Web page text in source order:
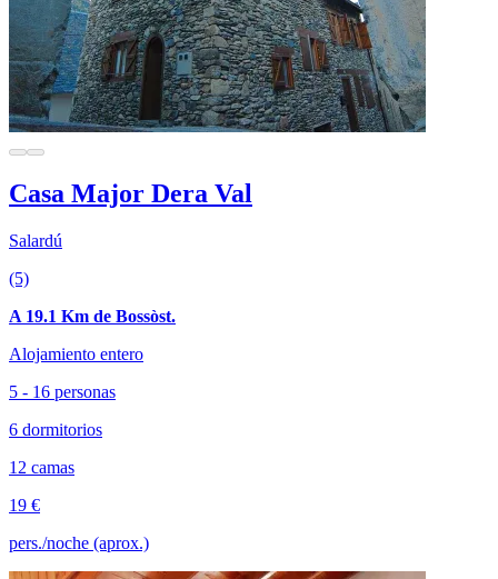
Casa Major Dera Val
Salardú
(5)
A 19.1 Km de Bossòst.
Alojamiento entero
5 - 16 personas
6 dormitorios
12 camas
19 €
pers./noche (aprox.)